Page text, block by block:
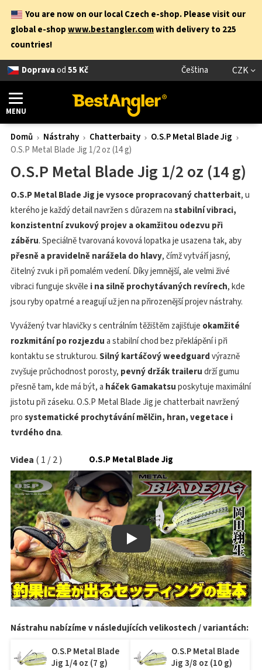
You are now on our local Czech e-shop. Please visit our
global e-shopwww.bestangler.comwith delivery to 225
countries!
Dopravaod55 Kč Čeština CZK
MENU
Domů Nástrahy Chatterbaity
O.S.P Metal Blade Jig
O.S.P Metal Blade Jig 1/2 oz (14 g)
Videa ( 1 /2) O.S.P Metal Blade Jig
Play
O.S.P Metal Blade Jig 1/2 oz (14 g)
O.S.P Metal Blade Jig je vysoce propracovaný chatterbait, u
kterého je každý detail navržen s důrazem nastabilní vibraci,
konzistentní zvukový projev a okamžitou odezvu při
záběru. Speciálně tvarovaná kovová lopatka je usazena tak, aby
přesně a pravidelně narážela do hlavy, čímž vytváří jasný,
čitelný zvuk i při pomalém vedení. Díky jemnější, ale velmi živé
vibraci funguje skvěle i na silně prochytávaných revírech, kde
jsou ryby opatrné a reagují už jen na přirozenější projev nástrahy.
Vyvážený tvar hlavičky s centrálním těžištěm zajišťuje okamžité
rozkmitání po rozjezdua stabilní chod bez překlápění i při
kontaktu se strukturou.Silný kartáčový weedguardvýrazně
zvyšuje průchodnost porosty, pevný držák trailerudrží gumu
přesně tam, kde má být, a háček Gamakatsuposkytuje maximální
jistotu při záseku. O.S.P Metal Blade Jig je chatterbait navržený
prosystematické prochytávání mělčin, hran, vegetace i
tvrdého dna.
Nástrahu nabízíme v následujících velikostech / variantách:
O.S.P Metal Blade
Jig 1/4 oz (7 g)
O.S.P Metal Blade
Jig 3/8 oz (10 g)